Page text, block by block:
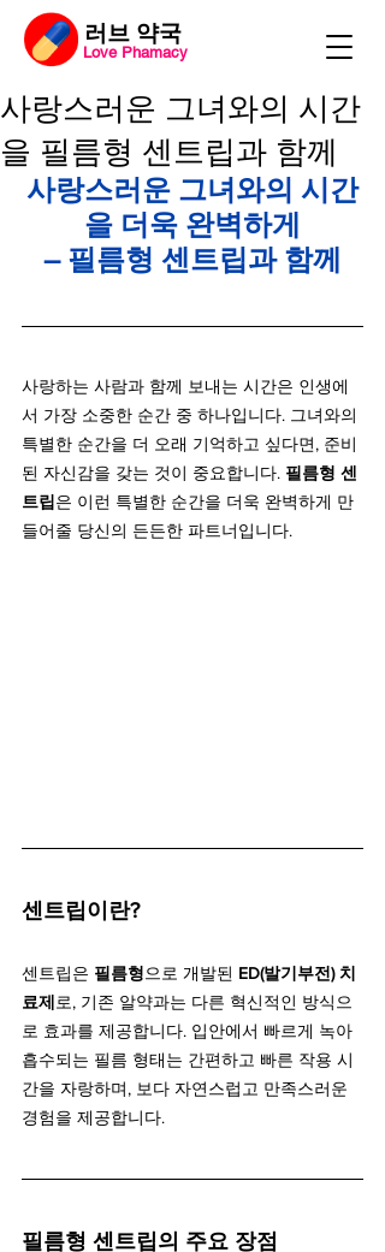
​러브 약국
Love Phamacy
사랑스러운 그녀와의 시간
을 필름형 센트립과 함께
사랑스러운 그녀와의 시간
을 더욱 완벽하게
– 필름형 센트립과 함께
사랑하는 사람과 함께 보내는 시간은 인생에
서 가장 소중한 순간 중 하나입니다. 그녀와의
특별한 순간을 더 오래 기억하고 싶다면, 준비
된 자신감을 갖는 것이 중요합니다. 필름형 센
트립은 이런 특별한 순간을 더욱 완벽하게 만
들어줄 당신의 든든한 파트너입니다.
센트립이란?
센트립은 필름형으로 개발된 ED(발기부전) 치
료제 로, 기존 알약과는 다른 혁신적인 방식으
로 효과를 제공합니다. 입안에서 빠르게 녹아
흡수되는 필름 형태는 간편하고 빠른 작용 시
간을 자랑하며, 보다 자연스럽고 만족스러운
경험을 제공합니다.
필름형 센트립의 주요 장점